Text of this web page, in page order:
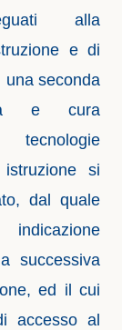
alla
e di
una seconda
e cura
si
dal quale
successiva
ed il cui
accesso al